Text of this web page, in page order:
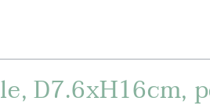
D7.6xH16cm,